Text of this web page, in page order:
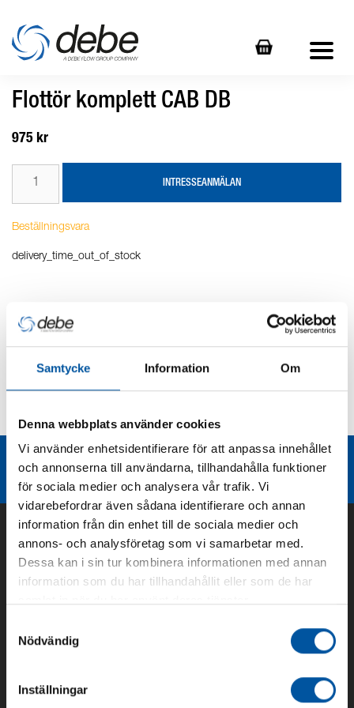
Samtycke Information Om
Denna webbplats använder cookies
Vi använder enhetsidentifierare för att anpassa innehållet
och annonserna till användarna, tillhandahålla funktioner
för sociala medier och analysera vår trafik. Vi
vidarebefordrar även sådana identifierare och annan
information från din enhet till de sociala medier och
annons- och analysföretag som vi samarbetar med.
Dessa kan i sin tur kombinera informationen med annan
information som du har tillhandahållit eller som de har
Nödvändig
Inställningar
Flottör komplett CAB DB
975 kr
INTRESSEANMÄLAN
Beställningsvara
delivery_time_out_of_stock
Produktbeskrivning
Kurvor
Teknisk dokumentation
Liknande produktgrupper
Om oss